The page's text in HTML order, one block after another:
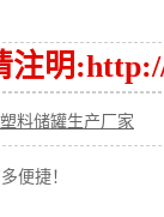
注明
塑料储罐生产厂家
便捷！